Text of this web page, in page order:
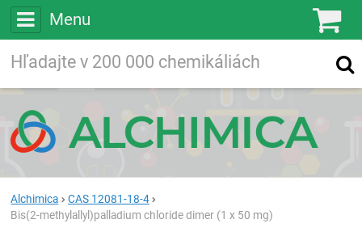
Menu
Vyhľadávanie
Alchimica
CAS 12081-18-4
Bis(2-methylallyl)palladium chloride dimer (1 x 50 mg)